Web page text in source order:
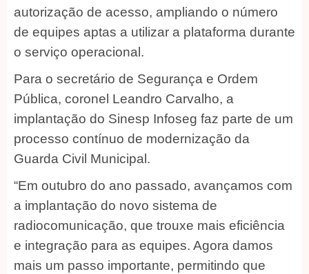
autorização de acesso, ampliando o número
de equipes aptas a utilizar a plataforma durante
o serviço operacional.
Para o secretário de Segurança e Ordem
Pública, coronel Leandro Carvalho, a
implantação do Sinesp Infoseg faz parte de um
processo contínuo de modernização da
Guarda Civil Municipal.
“Em outubro do ano passado, avançamos com
a implantação do novo sistema de
radiocomunicação, que trouxe mais eficiência
e integração para as equipes. Agora damos
mais um passo importante, permitindo que